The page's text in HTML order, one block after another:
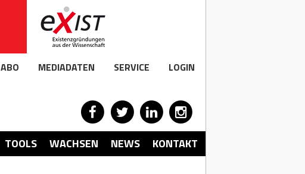
ABO MEDIADATEN SERVICE LOGIN
TOOLS WACHSEN NEWS KONTAKT